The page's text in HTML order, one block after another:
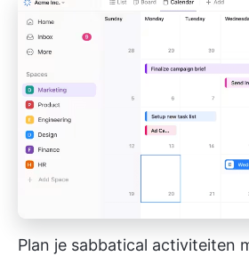
Plan je sabbatical activiteiten